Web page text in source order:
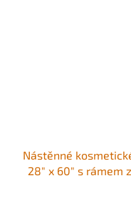
Nástěnné
28" x 60" s rámem